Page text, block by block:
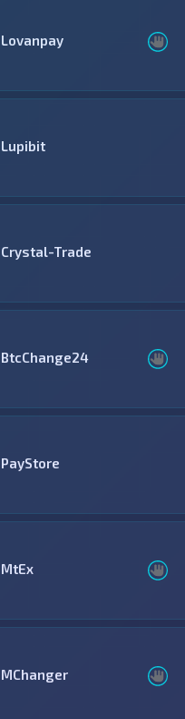
Lovanpay
Lupibit
Crystal-Trade
BtcChange24
PayStore
MtEx
MChanger